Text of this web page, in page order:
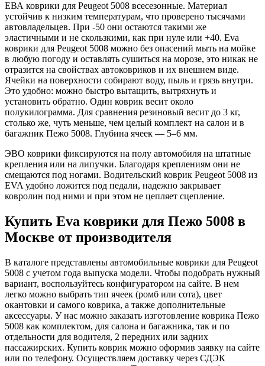
ЕВА коврики для Peugeot 5008 всесезонные. Материал
устойчив к низким температурам, что проверено тысячами
автовладельцев. При -50 они остаются такими же
эластичными и не скользкими, как при нуле или +40. Eva
коврики для Peugeot 5008 можно без опасений мыть на мойке
в любую погоду и оставлять сушиться на морозе, это никак не
отразится на свойствах автоковриков и их внешнем виде.
Ячейки на поверхности собирают воду, пыль и грязь внутри.
Это удобно: можно быстро вытащить, вытряхнуть и
установить обратно. Один коврик весит около
полукилограмма. Для сравнения резиновый весит до 3 кг,
столько же, чуть меньше, чем целый комплект на салон и в
багажник Пежо 5008. Глубина ячеек — 5–6 мм.
ЭВО коврики фиксируются на полу автомобиля на штатные
крепления или на липучки. Благодаря креплениям они не
смещаются под ногами. Водительский коврик Peugeot 5008 из
EVA удобно ложится под педали, надежно закрывает
ковролин под ними и при этом не цепляет сцепление.
Купить Eva коврики для Пежо 5008 в
Москве от производителя
В каталоге представлены автомобильные коврики для Peugeot
5008 с учетом года выпуска модели. Чтобы подобрать нужный
вариант, воспользуйтесь конфигуратором на сайте. В нем
легко можно выбрать тип ячеек (ромб или сота), цвет
окантовки и самого коврика, а также дополнительные
аксессуары. У нас можно заказать изготовление коврика Пежо
5008 как комплектом, для салона и багажника, так и по
отдельности для водителя, 2 передних или задних
пассажирских. Купить коврик можно оформив заявку на сайте
или по телефону. Осуществляем доставку через СДЭК